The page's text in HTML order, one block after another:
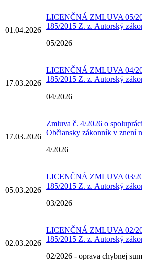
01.04.2026
LICENČNÁ ZMLUVA 05/
185/2015 Z. z. Autorský
05/2026
17.03.2026
LICENČNÁ ZMLUVA 04/
185/2015 Z. z. Autorský
04/2026
17.03.2026
Zmluva č. 4/2026 o
Občiansky zákonník v znení
4/2026
05.03.2026
LICENČNÁ ZMLUVA 03/
185/2015 Z. z. Autorský
03/2026
02.03.2026
LICENČNÁ ZMLUVA 02/
185/2015 Z. z. Autorský
02/2026 - oprava chybnej